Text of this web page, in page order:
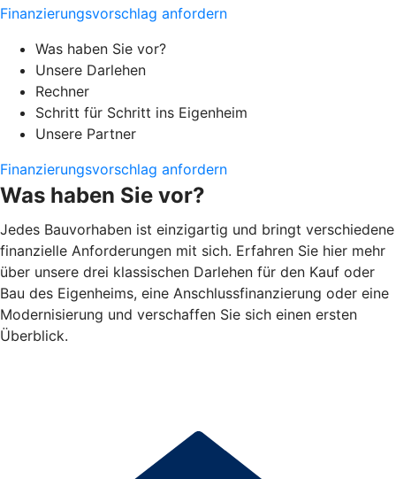
Finanzierungsvorschlag anfordern
Was haben Sie vor?
Unsere Darlehen
Rechner
Schritt für Schritt ins Eigenheim
Unsere Partner
Finanzierungsvorschlag anfordern
Was haben Sie vor?
Jedes Bauvorhaben ist einzigartig und bringt verschiedene
finanzielle Anforderungen mit sich. Erfahren Sie hier mehr
über unsere drei klassischen Darlehen für den Kauf oder
Bau des Eigenheims, eine Anschlussfinanzierung oder eine
Modernisierung und verschaffen Sie sich einen ersten
Überblick.